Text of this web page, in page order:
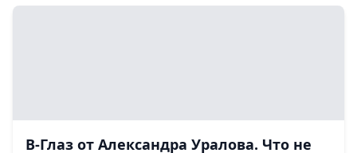
В-Глаз от Александра Уралова. Что не